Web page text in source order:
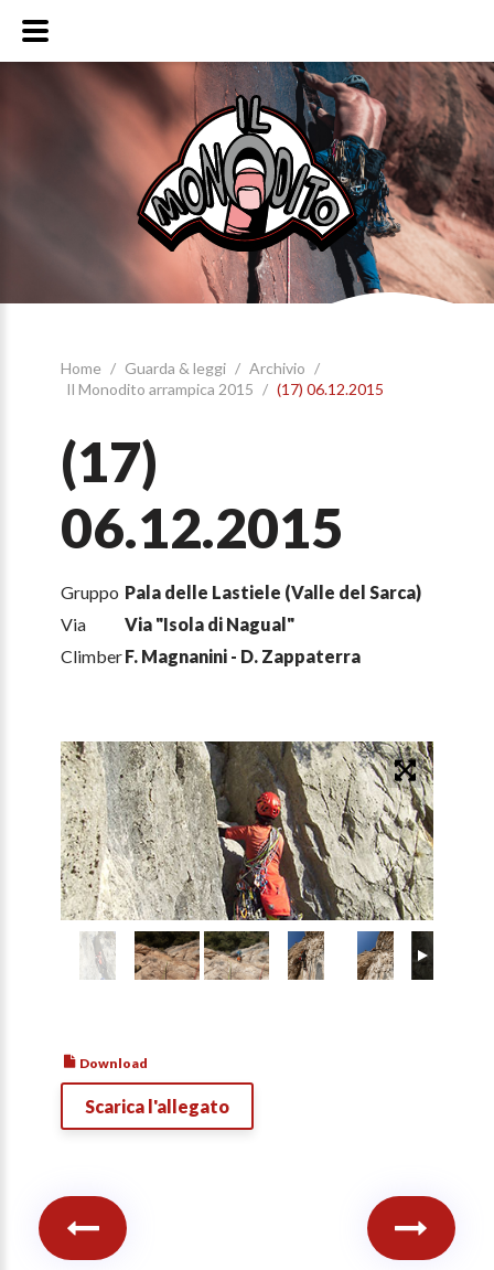
Home / Guarda & leggi / Archivio /
Il Monodito arrampica 2015 / (17) 06.12.2015
(17)
06.12.2015
Gruppo Pala delle Lastiele (Valle del Sarca)
Via
Via "Isola di Nagual"
ClimberF. Magnanini - D. Zappaterra
Download
Scarica l'allegato